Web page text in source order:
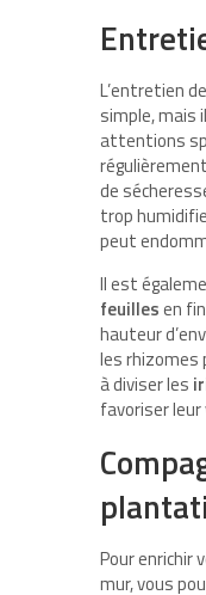
L’entretien
simple, mais
attentions
de
trop
peut
Il est
feuillesen
hauteur
les rhizomes
à diviser les
favoriser
Pour enrichir
mur, vous